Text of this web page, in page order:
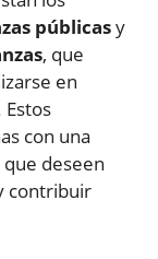
públicasy
, que
en
con una
deseen
contribuir